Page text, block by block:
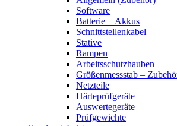
Software
Batterie + Akkus
Schnittstellenkabel
Stative
Rampen
Arbeitsschutzhauben
Größenmessstab –
Netzteile
Härteprüfgeräte
Auswertegeräte
Prüfgewichte